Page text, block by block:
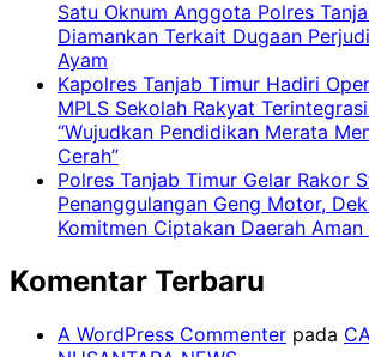
Satu Oknum Anggota Polres
Diamankan Terkait Dugaan
Ayam
Kapolres Tanjab Timur Hadiri
MPLS Sekolah Rakyat
“Wujudkan Pendidikan Merata
Cerah”
Polres Tanjab Timur Gelar Rakor
Penanggulangan Geng Motor,
Komitmen Ciptakan Daerah
Komentar Terbaru
A WordPress Commenter pada